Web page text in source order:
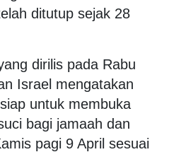
ditutup sejak 28
dirilis pada Rabu
Israel mengatakan
untuk membuka
bagi jamaah dan
pagi 9 April sesuai